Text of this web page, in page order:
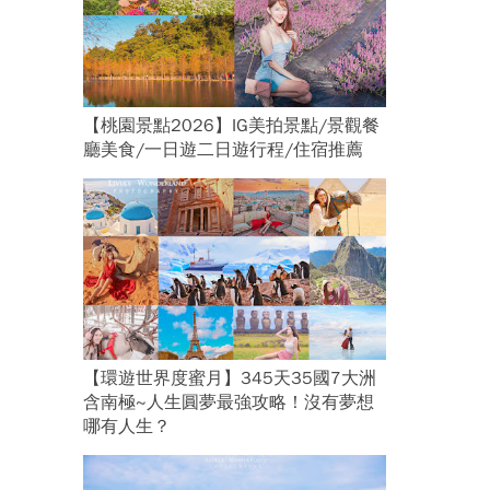
【桃園景點2026】IG美拍景點/景觀餐
廳美食/一日遊二日遊行程/住宿推薦
【環遊世界度蜜月】345天35國7大洲
含南極~人生圓夢最強攻略！沒有夢想
哪有人生？